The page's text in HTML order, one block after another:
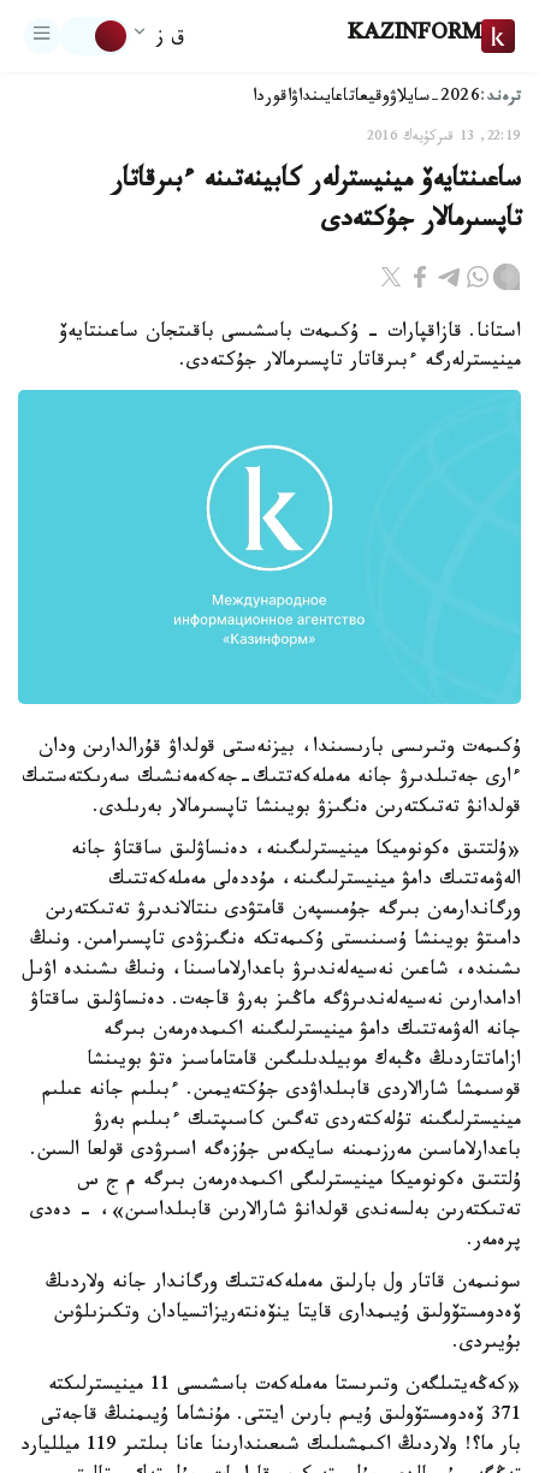
KAZINFORM ق ز
ترەند:2026-سايلاۋ وقيعاتاعايىنداۋاقوردا
22:19, 13 قىركۇيەك 2016
ساعىنتايەۆ مينيسترلەر كابينەتىنە ءبىرقاتار
تاپسىرمالار جۇكتەدى
استانا. قازاقپارات - ۇكىمەت باسشىسى باقىتجان ساعىنتايەۆ
مينيسترلەرگە ءبىرقاتار تاپسىرمالار جۇكتەدى.
ۇكىمەت وتىرىسى بارىسىندا، بيزنەستى قولداۋ قۇرالدارىن ودان
ءارى جەتىلدىرۋ جانە مەملەكەتتىك-جەكەمەنشىك سەرىكتەستىك
قولدانۋ تەتىكتەرىن ەنگىزۋ بويىنشا تاپسىرمالار بەرىلدى.
«ۇلتتىق ەكونوميكا مينيسترلىگىنە، دەنساۋلىق ساقتاۋ جانە
الەۋمەتتىك دامۋ مينيسترلىگىنە، مۇددەلى مەملەكەتتىك
ورگاندارمەن بىرگە جۇمىسپەن قامتۋدى ىنتالاندىرۋ تەتىكتەرىن
دامىتۋ بويىنشا ۇسىنىستى ۇكىمەتكە ەنگىزۋدى تاپسىرامىن. ونىڭ
ىشىندە، شاعىن نەسيەلەندىرۋ باعدارلاماسىنا، ونىڭ ىشىندە اۋىل
ادامدارىن نەسيەلەندىرۋگە ماڭىز بەرۋ قاجەت. دەنساۋلىق ساقتاۋ
جانە الەۋمەتتىك دامۋ مينيسترلىگىنە اكىمدەرمەن بىرگە
ازاماتتاردىڭ ەڭبەك موبيلدىلىگىن قامتاماسىز ەتۋ بويىنشا
قوسىمشا شارالاردى قابىلداۋدى جۇكتەيمىن. ءبىلىم جانە عىلىم
مينيسترلىگىنە تۇلەكتەردى تەگىن كاسىپتىك ءبىلىم بەرۋ
باعدارلاماسىن مەرزىمىنە سايكەس جۇزەگە اسىرۋدى قولعا السىن.
ۇلتتىق ەكونوميكا مينيسترلىگى اكىمدەرمەن بىرگە م ج س
تەتىكتەرىن بەلسەندى قولدانۋ شارالارىن قابىلداسىن»، - دەدى
پرەمەر.
سونىمەن قاتار ول بارلىق مەملەكەتتىك ورگاندار جانە ولاردىڭ
ۆەدومستۆولىق ۇيىمدارى قايتا ينۆەنتەريزاتسيادان وتكىزىلۋىن
بۇيىردى.
«كەڭەيتىلگەن وتىرىستا مەملەكەت باسشىسى 11 مينيسترلىكتە
371 ۆەدومستۆولىق ۇيىم بارىن ايتتى. مۇنشاما ۇيىمنىڭ قاجەتى
بار ما؟! ولاردىڭ اكىمشىلىك شىعىندارىنا عانا بىلتىر 119 ميلليارد